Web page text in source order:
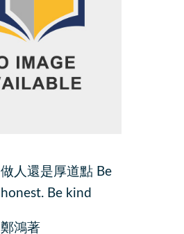
做人還是厚道點 Be
honest. Be kind
鄭鴻著